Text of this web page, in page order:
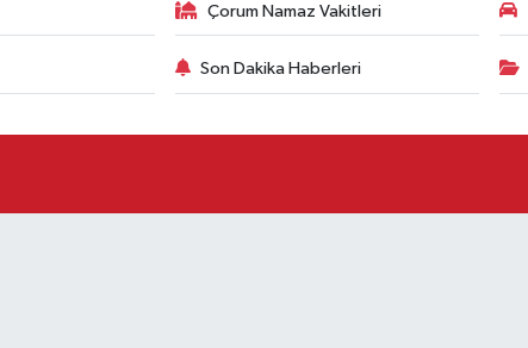
Çorum Namaz Vakitleri
Son Dakika Haberleri